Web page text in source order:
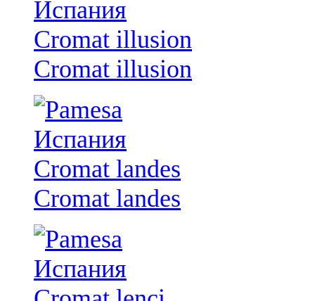
Cromat illusion
Cromat landes